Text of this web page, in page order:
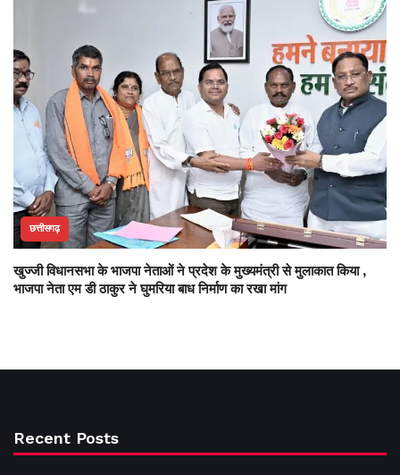
छत्तीसगढ़
खुज्जी विधानसभा के भाजपा नेताओं ने प्रदेश के मुख्यमंत्री से मुलाकात किया ,
भाजपा नेता एम डी ठाकुर ने घुमरिया बाध निर्माण का रखा मांग
Recent Posts